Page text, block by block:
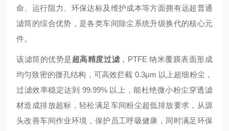
命、运行阻力、环保达标及维护成本等方面拥有远超普通
滤筒的综合优势，是各类车间除尘系统升级换代的核心元
件。
该滤筒的优势是超高精度过滤 ，PTFE 纳米覆膜表面形成
均匀致密的微孔结构，可高效拦截 0.3μm 以上超细粉尘，
过滤效率稳定达到 99.99% 以上，能杜绝微小粉尘穿透滤
材造成排放超标，轻松满足车间粉尘超低排放要求，从源
头改善车间作业环境，保护员工呼吸健康，同时满足环保